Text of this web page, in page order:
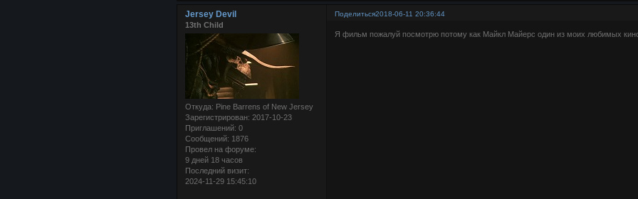
Поделиться2018-06-11 20:36:44
Jersey Devil
13th Child
Откуда: Pine Barrens of New Jersey
Зарегистрирован: 2017-10-23
Приглашений: 0
Сообщений: 1876
Провел на форуме:
9 дней 18 часов
Последний визит:
2024-11-29 15:45:10
Я фильм пожалуй посмотрю потому как Майкл Майерс один из моих любимых